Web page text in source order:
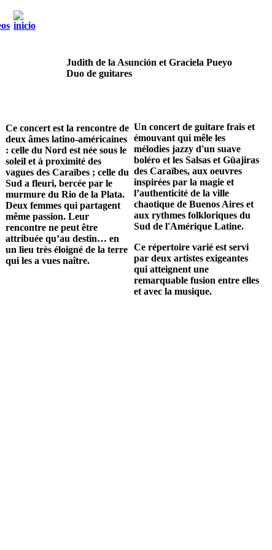
Judith de la Asunción et Graciela Pueyo
Duo de guitares
Ce concert est la rencontre de
deux âmes latino-américaines
: celle du Nord est née sous le
soleil et à proximité des
vagues des Caraïbes ; celle du
Sud a fleuri, bercée par le
murmure du Rio de la Plata.
Deux femmes qui partagent
même passion. Leur
rencontre ne peut être
attribuée qu’au destin… en
un lieu très éloigné de la terre
qui les a vues naître.
Un concert de guitare frais et
émouvant qui mêle les
mélodies jazzy d'un suave
boléro et les Salsas et Güajiras
des Caraïbes, aux oeuvres
inspirées par la magie et
l’authenticité de la ville
chaotique de Buenos Aires et
aux rythmes folkloriques du
Sud de l'Amérique Latine.
Ce répertoire varié est servi
par deux artistes exigeantes
qui atteignent une
remarquable fusion entre elles
et avec la musique.